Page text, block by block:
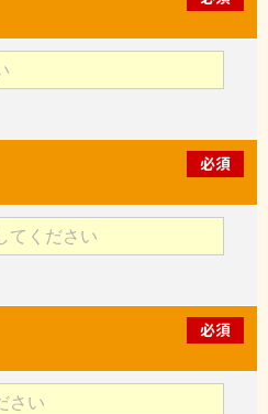
必須
必須